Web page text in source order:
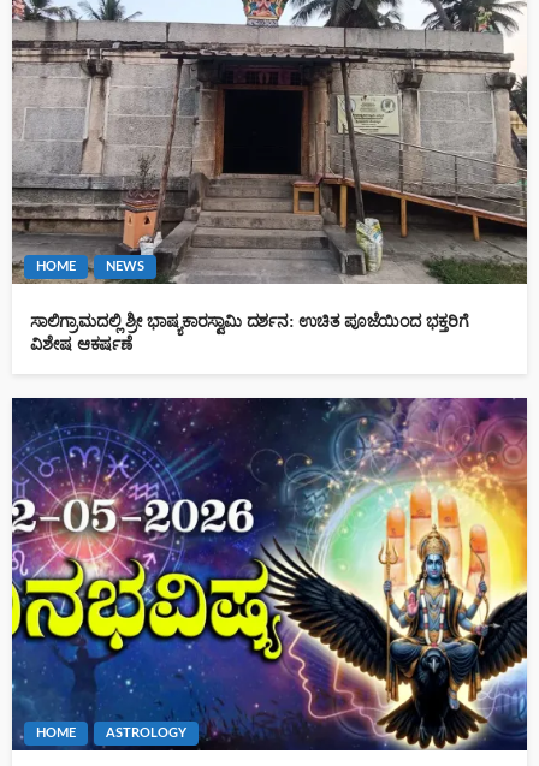
HOME NEWS
ಸಾಲಿಗ್ರಾಮದಲ್ಲಿ ಶ್ರೀ ಭಾಷ್ಯಕಾರಸ್ವಾಮಿ ದರ್ಶನ: ಉಚಿತ ಪೂಜೆಯಿಂದ ಭಕ್ತರಿಗೆ
ವಿಶೇಷ ಆಕರ್ಷಣೆ
HOME ASTROLOGY